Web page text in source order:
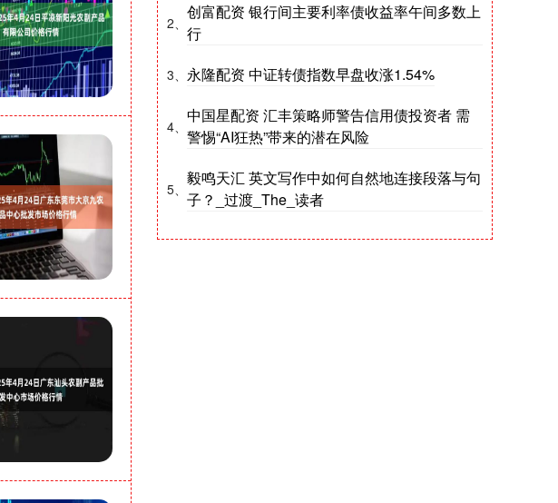
2、
创富配资 银行间主要利率债收益率午间多数上
行
3、 永隆配资 中证转债指数早盘收涨1.54%
4、
中国星配资 汇丰策略师警告信用债投资者 需
警惕“AI狂热”带来的潜在风险
5、
毅鸣天汇 英文写作中如何自然地连接段落与句
子？_过渡_The_读者